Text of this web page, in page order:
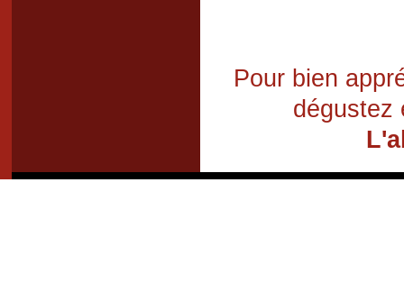
Pour bien
dégustez